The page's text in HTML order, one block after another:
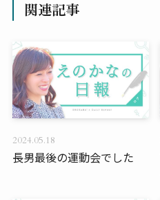
関連記事
長男最後の運動会でした
2024.05.18